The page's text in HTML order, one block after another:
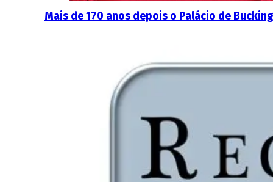
Mais de 170 anos depois o Palácio de